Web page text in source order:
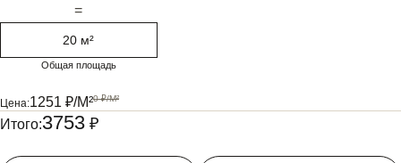
=
Общая площадь
20 м²
Цена:1251 ₽/М²0₽/М²
Итого:3753 ₽